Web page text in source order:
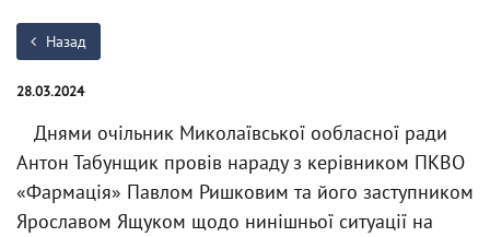
Назад
28.03.2024
Днями очільник Миколаївської ообласної ради
Антон Табунщик провів нараду з керівником ПКВО
«Фармація» Павлом Ришковим та його заступником
Ярославом Ящуком щодо нинішньої ситуації на